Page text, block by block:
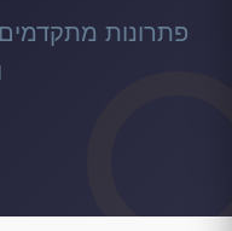
פתרונות